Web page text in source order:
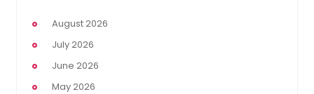
August 2026
July 2026
June 2026
May 2026